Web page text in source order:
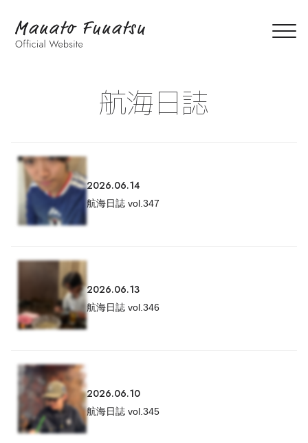
航海日誌
2026.06.14
航海日誌 vol.347
2026.06.13
航海日誌 vol.346
2026.06.10
航海日誌 vol.345